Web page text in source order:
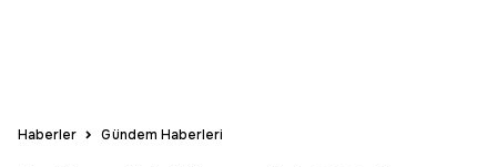
Haberler Gündem Haberleri